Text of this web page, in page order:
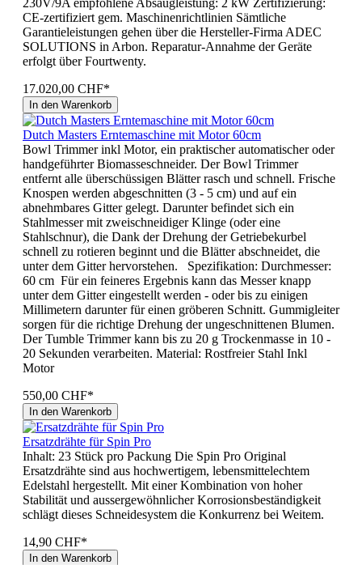
230V/9A empfohlene Absaugleistung: 2 kW Zertifizierung:
CE-zertifiziert gem. Maschinenrichtlinien Sämtliche
Garantieleistungen gehen über die Hersteller-Firma ADEC
SOLUTIONS in Arbon. Reparatur-Annahme der Geräte
erfolgt über Fourtwenty.
17.020,00 CHF*
In den Warenkorb
Dutch Masters Erntemaschine mit Motor 60cm
Bowl Trimmer inkl Motor, ein praktischer automatischer oder
handgeführter Biomasseschneider. Der Bowl Trimmer
entfernt alle überschüssigen Blätter rasch und schnell. Frische
Knospen werden abgeschnitten (3 - 5 cm) und auf ein
abnehmbares Gitter gelegt. Darunter befindet sich ein
Stahlmesser mit zweischneidiger Klinge (oder eine
Stahlschnur), die Dank der Drehung der Getriebekurbel
schnell zu rotieren beginnt und die Blätter abschneidet, die
unter dem Gitter hervorstehen. Spezifikation: Durchmesser:
60 cm Für ein feineres Ergebnis kann das Messer knapp
unter dem Gitter eingestellt werden - oder bis zu einigen
Millimetern darunter für einen gröberen Schnitt. Gummigleiter
sorgen für die richtige Drehung der ungeschnittenen Blumen.
Der Tumble Trimmer kann bis zu 20 g Trockenmasse in 10 -
20 Sekunden verarbeiten. Material: Rostfreier Stahl Inkl
Motor
550,00 CHF*
In den Warenkorb
Ersatzdrähte für Spin Pro
Inhalt: 23 Stück pro Packung Die Spin Pro Original
Ersatzdrähte sind aus hochwertigem, lebensmittelechtem
Edelstahl hergestellt. Mit einer Kombination von hoher
Stabilität und aussergewöhnlicher Korrosionsbeständigkeit
schlägt dieses Schneidesystem die Konkurrenz bei Weitem.
14,90 CHF*
In den Warenkorb